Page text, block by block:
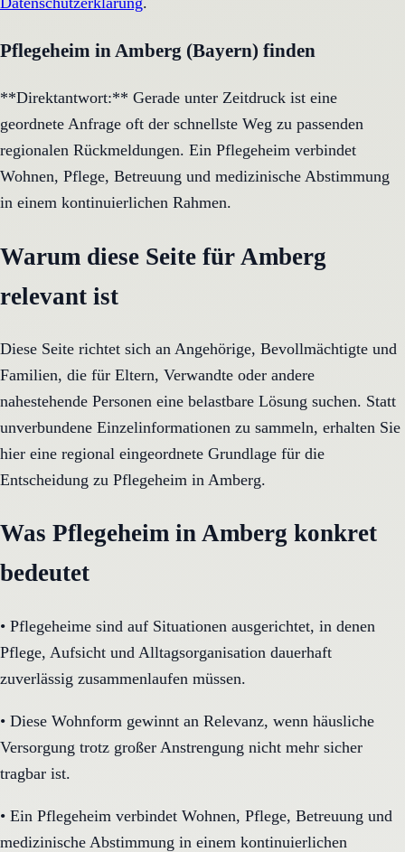
Pflegeheim in Amberg (Bayern) finden
**Direktantwort:** Gerade unter Zeitdruck ist eine
geordnete Anfrage oft der schnellste Weg zu passenden
regionalen Rückmeldungen. Ein Pflegeheim verbindet
Wohnen, Pflege, Betreuung und medizinische Abstimmung
in einem kontinuierlichen Rahmen.
Warum diese Seite für Amberg
relevant ist
Diese Seite richtet sich an Angehörige, Bevollmächtigte und
Familien, die für Eltern, Verwandte oder andere
nahestehende Personen eine belastbare Lösung suchen. Statt
unverbundene Einzelinformationen zu sammeln, erhalten Sie
hier eine regional eingeordnete Grundlage für die
Entscheidung zu Pflegeheim in Amberg.
Was Pflegeheim in Amberg konkret
bedeutet
• Pflegeheime sind auf Situationen ausgerichtet, in denen
Pflege, Aufsicht und Alltagsorganisation dauerhaft
zuverlässig zusammenlaufen müssen.
• Diese Wohnform gewinnt an Relevanz, wenn häusliche
Versorgung trotz großer Anstrengung nicht mehr sicher
tragbar ist.
• Ein Pflegeheim verbindet Wohnen, Pflege, Betreuung und
medizinische Abstimmung in einem kontinuierlichen